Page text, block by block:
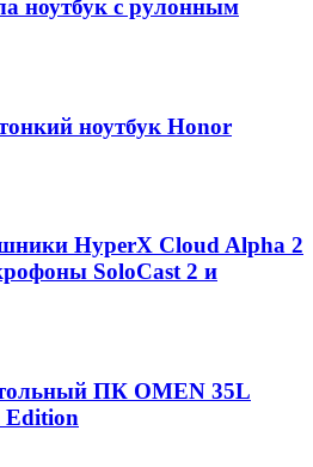
ноутбук с рулонным
ноутбук Honor
HyperX Cloud Alpha 2
SoloCast 2 и
ПК OMEN 35L